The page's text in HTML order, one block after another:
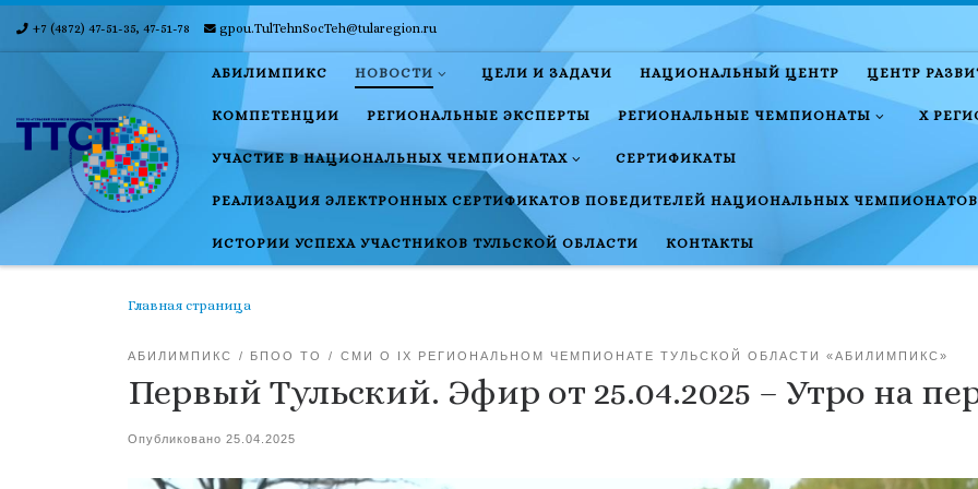
Skip to content
+7 (4872) 47-51-35, 47-51-78 gpou.TulTehnSocTeh@tularegion.ru
АБИЛИМПИКС НОВОСТИ ЦЕЛИ И ЗАДАЧИ НАЦИОНАЛЬНЫЙ ЦЕНТР ЦЕНТР
КОМПЕТЕНЦИИ РЕГИОНАЛЬНЫЕ ЭКСПЕРТЫ РЕГИОНАЛЬНЫЕ ЧЕМПИОНАТЫ X
УЧАСТИЕ В НАЦИОНАЛЬНЫХ ЧЕМПИОНАТАХ СЕРТИФИКАТЫ
РЕАЛИЗАЦИЯ ЭЛЕКТРОННЫХ СЕРТИФИКАТОВ ПОБЕДИТЕЛЕЙ НАЦИОНАЛЬНЫХ ЧЕМПИОНАТОВ
ИСТОРИИ УСПЕХА УЧАСТНИКОВ ТУЛЬСКОЙ ОБЛАСТИ КОНТАКТЫ
Главная страница
АБИЛИМПИКС БПОО ТО СМИ О IX РЕГИОНАЛЬНОМ ЧЕМПИОНАТЕ ТУЛЬСКОЙ ОБЛАСТИ «АБИЛИМПИКС»
Первый Тульский. Эфир от 25.04.2025 – Утро на
Опубликовано 25.04.2025